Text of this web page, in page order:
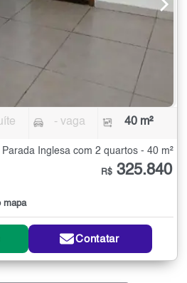
- vaga 40 m²
Inglesa com 2 quartos - 40 m²
mapa
R$ 325.840
Contatar